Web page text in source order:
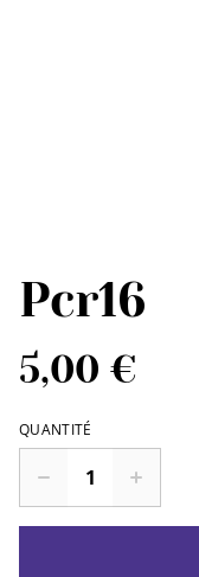
Pcr16
5,00 €
QUANTITÉ